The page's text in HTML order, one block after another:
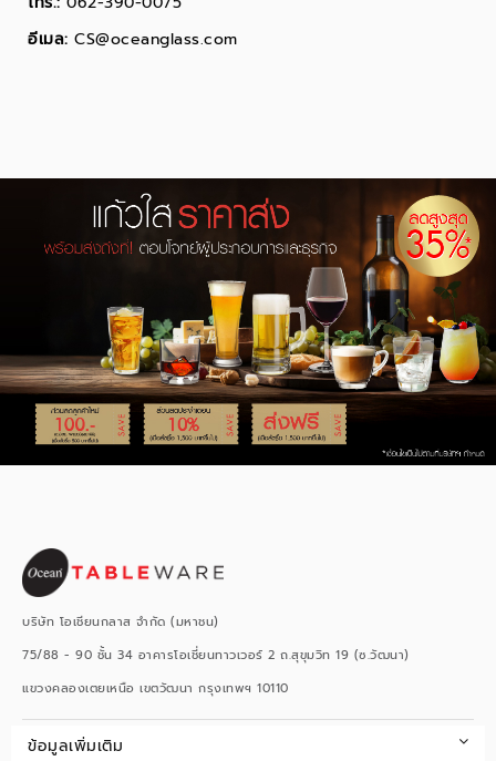
อีเมล: CS@oceanglass.com
บริษัท โอเชียนกลาส จำกัด (มหาชน)
75/88 - 90 ชั้น 34 อาคารโอเชี่ยนทาวเวอร์ 2 ถ.สุขุมวิท 19 (ซ.วัฒนา)
แขวงคลองเตยเหนือ เขตวัฒนา กรุงเทพฯ 10110
ข้อมูลเพิ่มเติม